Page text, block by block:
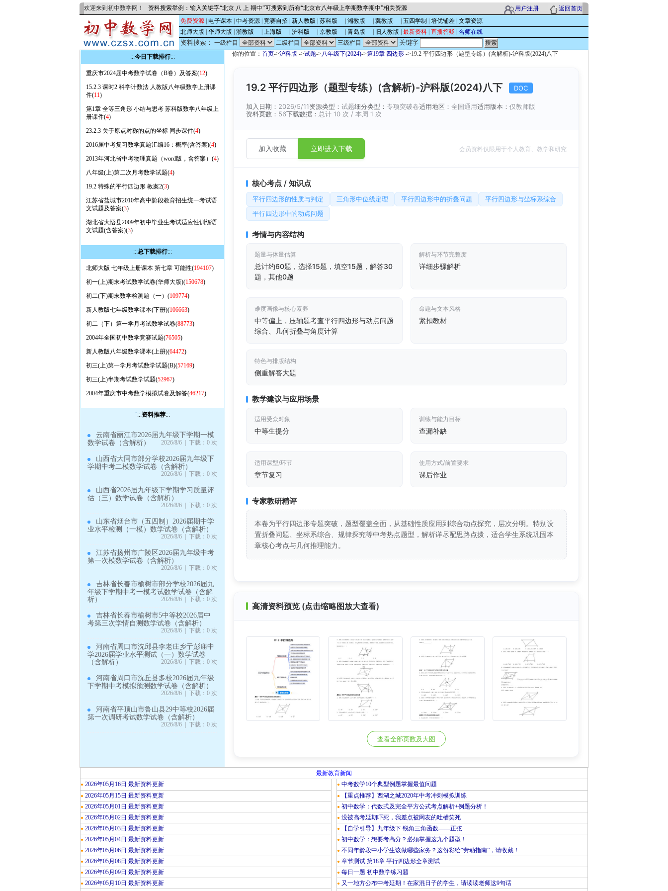
欢迎来到初中数学网！ 资料搜索举例：输入关键字“北京 八 上 期中”可搜索到所有“北京市八年级上学期数学期中”相关资源 用户注册
返回首页
免费资源 电子课本 中考资源 竞赛自招 新人教版 苏科版 湘教版 冀教版 五四学制 培优辅差 文章资源
北师大版
华师大版 浙教版 上海版 沪科版 京教版 青岛版 旧人教版 最新资料 直播答疑 名师在线
资料搜索： 一级栏目 二级栏目 三级栏目 关键字
:::今日下载排行:::
重庆市2024届中考数学试卷（B卷）及答案(12)
15.2.3 课时2 科学计数法 人教版八年级数学上册课
件(11)
第1章 全等三角形 小结与思考 苏科版数学八年级上
册课件(4)
23.2.3 关于原点对称的点的坐标 同步课件(4)
2016届中考复习数学真题汇编16：概率(含答案)(4)
2013年河北省中考物理真题（word版，含答案）(4)
八年级(上)第二次月考数学试题(4)
19.2 特殊的平行四边形 教案2(3)
江苏省盐城市2010年高中阶段教育招生统一考试语
文试题及答案(3)
湖北省大悟县2009年初中毕业生考试适应性训练语
文试题(含答案)(3)
:::总下载排行:::
北师大版 七年级上册课本 第七章 可能性(194107)
初一(上)期末考试数学试卷(华师大版)(150678)
初二(下)期末数学检测题（一）(109774)
新人教版七年级数学课本(下册)(106663)
初二（下）第一学月考试数学试卷(88773)
2004年全国初中数学竞赛试题(76505)
新人教版八年级数学课本(上册)(64472)
初三(上)第一学月考试数学试题(B)(57169)
初三(上)半期考试数学试题(52967)
2004年重庆市中考数学模拟试卷及解答(46217)
`:::资料推荐:::
云南省丽江市2026届九年级下学期一模
数学试卷（含解析）
2026/8/6 | 下载：0 次
山西省大同市部分学校2026届九年级下
学期中考二模数学试卷（含解析）
2026/8/6 | 下载：0 次
山西省2026届九年级下学期学习质量评
估（三）数学试卷（含解析）
2026/8/6 | 下载：0 次
山东省烟台市（五四制）2026届期中学
业水平检测（一模）数学试卷（含解析）
2026/8/6 | 下载：0 次
江苏省扬州市广陵区2026届九年级中考
第一次模数学试卷（含解析）
2026/8/6 | 下载：0 次
吉林省长春市榆树市部分学校2026届九
年级下学期中考一模考试数学试卷（含解
析）
2026/8/6 | 下载：0 次
吉林省长春市榆树市5中等校2026届中
考第三次学情自测数学试卷（含解析）
2026/8/6 | 下载：0 次
河南省周口市沈邱县李老庄乡亍彭庙中
学2026届学业水平测试（一）数学试卷
（含解析）
2026/8/6 | 下载：0 次
河南省周口市沈丘县多校2026届九年级
下学期中考模拟预测数学试卷（含解析）
2026/8/6 | 下载：0 次
河南省平顶山市鲁山县29中等校2026届
第一次调研考试数学试卷（含解析）
2026/8/6 | 下载：0 次
你的位置： 首页->沪科版 ->试题->八年级下(2024)->第19章 四边形 ->19.2 平行四边形（题型专练）(含解析)-沪科版(2024)八下
19.2 平行四边形（题型专练）(含解析)-沪科版(2024)八下 DOC
加入日期： 2026/5/11资源类型：试题细分类型：专项突破卷适用地区：全国通用适用版本：仅教师版
资料页数： 56下载数据： 总计 10 次 / 本周 1 次
加入收藏 立即进入下载 会员资料仅限用于个人教育、教学和研究
核心考点 / 知识点
平行四边形的性质与判定 三角形中位线定理 平行四边形中的折叠问题
平行四边形与坐标系综合
平行四边形中的动点问题
考情与内容结构
题量与体量估算
总计约60题，选择15题，填空15题，解答30
题，其他0题
解析与环节完整度
详细步骤解析
难度画像与核心素养
中等偏上，压轴题考查平行四边形与动点问题
综合、几何折叠与角度计算
命题与文本风格
紧扣教材
特色与排版结构
侧重解答大题
教学建议与应用场景
适用受众对象
中等生提分
训练与能力目标
查漏补缺
适用课型/环节
章节复习
使用方式/前置要求
课后作业
专家教研精评
本卷为平行四边形专题突破，题型覆盖全面，从基础性质应用到综合动点探究，层次分明。特别设
置折叠问题、坐标系综合、规律探究等中考热点题型，解析详尽配思路点拨，适合学生系统巩固本
章核心考点与几何推理能力。
高清资料预览 (点击缩略图放大查看)
查看全部页数及大图
最新教育新闻
● 2026年05月16日 最新资料更新
● 2026年05月15日 最新资料更新
● 2026年05月01日 最新资料更新
● 2026年05月02日 最新资料更新
● 2026年05月03日 最新资料更新
● 2026年05月04日 最新资料更新
● 2026年05月06日 最新资料更新
● 2026年05月08日 最新资料更新
● 2026年05月09日 最新资料更新
● 2026年05月10日 最新资料更新
● 中考数学10个典型例题掌握最值问题
● 【重点推荐】西湖之城2020年中考冲刺模拟训练
● 初中数学：代数式及完全平方公式考点解析+例题分析！
● 没被高考延期吓死，我差点被网友的吐槽笑死
● 【自学引导】九年级下 锐角三角函数——正弦
● 初中数学：想要考高分？必须掌握这九个题型！
● 不同年龄段中小学生该做哪些家务？这份彩绘“劳动指南”，请收藏！
● 章节测试 第18章 平行四边形全章测试
● 每日一题 初中数学练习题
● 又一地方公布中考延期！在家混日子的学生，请读读老师这9句话